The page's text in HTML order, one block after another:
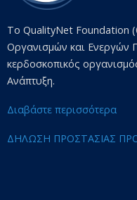
Το QualityNet Foundation
Οργανισμών και Ενεργών
κερδοσκοπικός
Ανάπτυξη.
Διαβάστε περισσότερα
ΔΗΛΩΣΗ ΠΡΟΣΤΑΣΙΑΣ